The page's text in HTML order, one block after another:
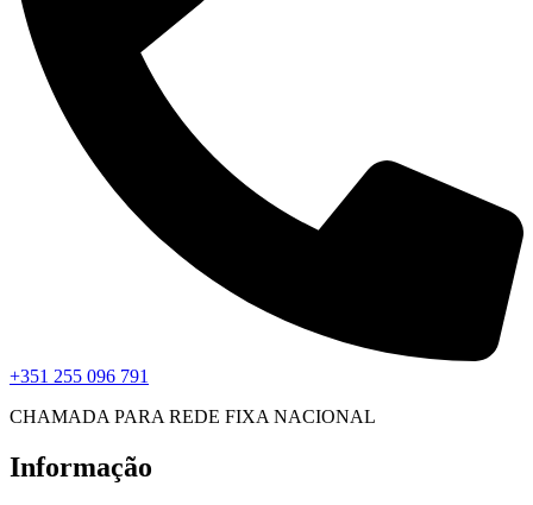
+351 255 096 791
CHAMADA PARA REDE FIXA NACIONAL
Informação